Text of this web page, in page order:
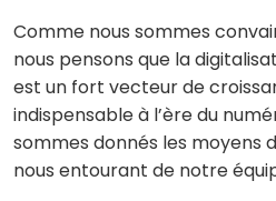
Comme nous sommes
nous pensons que la
est un fort vecteur de
indispensable à l’ère du
sommes donnés les moyens
nous entourant de notre